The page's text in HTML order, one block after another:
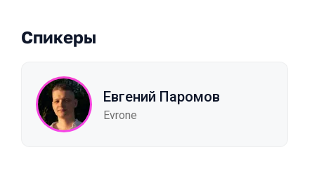
Спикеры
Евгений Паромов
Evrone